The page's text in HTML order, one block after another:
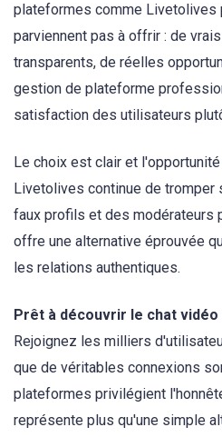
plateformes comme Livetolives
parviennent pas à offrir : de
transparents, de réelles
gestion de plateforme
satisfaction des utilisateurs
Le choix est clair et
Livetolives continue de
faux profils et des modérateurs
offre une alternative éprouvée
les relations authentiques.
Prêt à découvrir le chat
Rejoignez les milliers
que de véritables connexions
plateformes privilégient
représente plus qu'une simple